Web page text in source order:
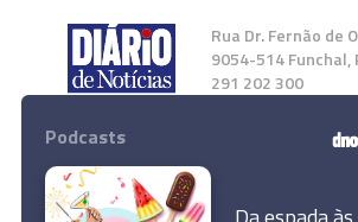
Rua Dr. Fernão de
9054-514 Funchal,
291 202 300
Instale a nossa App
Podcasts